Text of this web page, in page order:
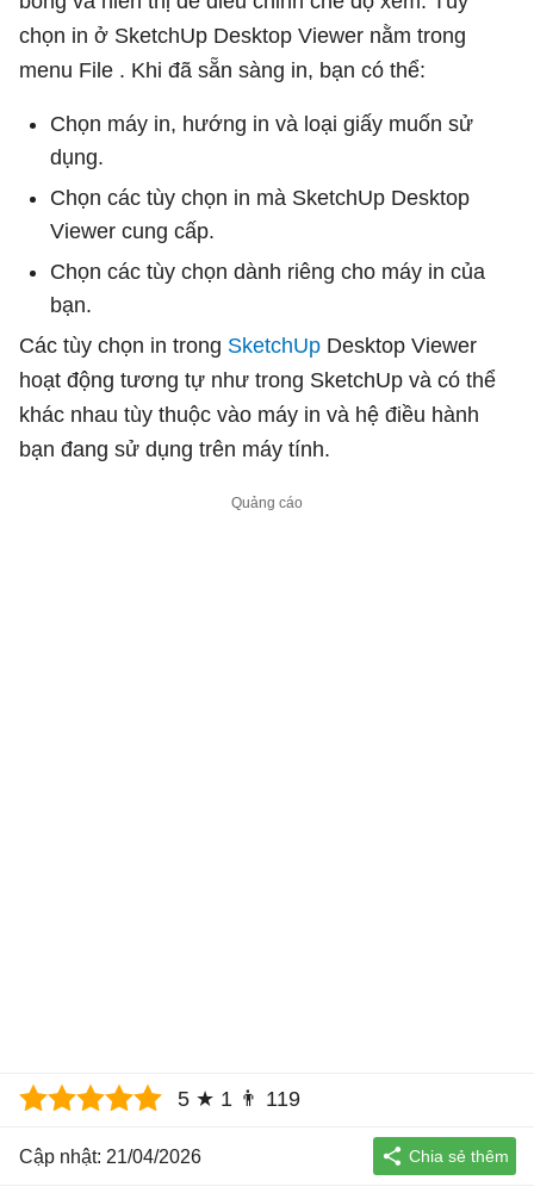
chọn in ở SketchUp Desktop Viewer nằm trong
menu File . Khi đã sẵn sàng in, bạn có thể:
Chọn máy in, hướng in và loại giấy muốn sử
dụng.
Chọn các tùy chọn in mà SketchUp Desktop
Viewer cung cấp.
Chọn các tùy chọn dành riêng cho máy in của
bạn.
Các tùy chọn in trong SketchUp Desktop Viewer
hoạt động tương tự như trong SketchUp và có thể
khác nhau tùy thuộc vào máy in và hệ điều hành
bạn đang sử dụng trên máy tính.
5 ★ 1 👨 119
Cập nhật: 21/04/2026